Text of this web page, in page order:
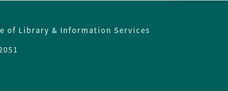
of Library & Information Services